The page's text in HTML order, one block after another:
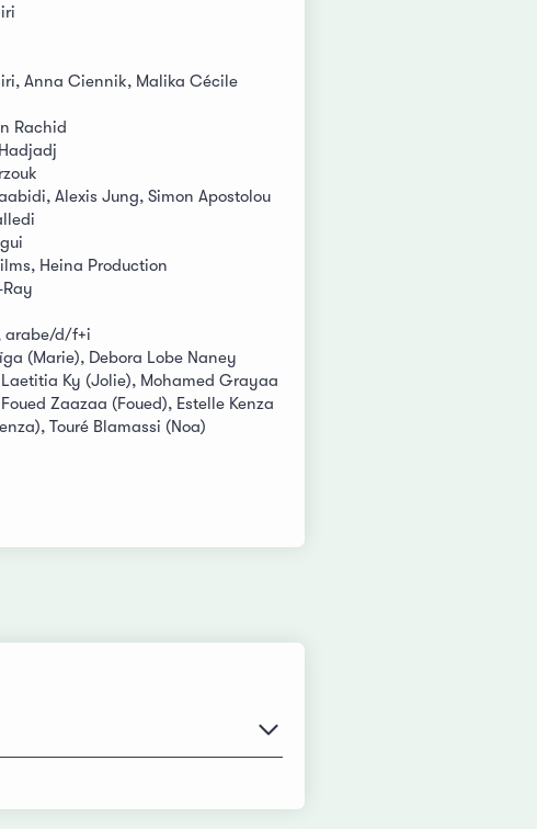
Anna Ciennik, Malika Cécile
Rachid
Alexis Jung, Simon Apostolou
Heina Production
Ray
arabe/d/f+i
(Marie), Debora Lobe Naney
Ky (Jolie), Mohamed Grayaa
Zaazaa (Foued), Estelle Kenza
Touré Blamassi (Noa)